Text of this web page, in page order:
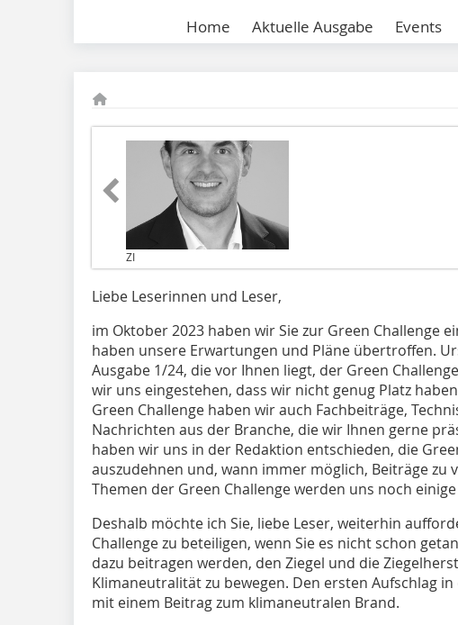
Home Aktuelle Ausgabe Events
ZI
Liebe Leserinnen und Leser,
im Oktober 2023 haben wir Sie zur Green Challenge
haben unsere Erwartungen und Pläne übertroffen.
Ausgabe 1/24, die vor Ihnen liegt, der Green
wir uns eingestehen, dass wir nicht genug Platz
Green Challenge haben wir auch Fachbeiträge,
Nachrichten aus der Branche, die wir Ihnen gerne
haben wir uns in der Redaktion entschieden, die
auszudehnen und, wann immer möglich, Beiträge zu
Themen der Green Challenge werden uns noch
Deshalb möchte ich Sie, liebe Leser, weiterhin
Challenge zu beteiligen, wenn Sie es nicht schon
dazu beitragen werden, den Ziegel und die
Klimaneutralität zu bewegen. Den ersten Aufschlag
mit einem Beitrag zum klimaneutralen Brand.